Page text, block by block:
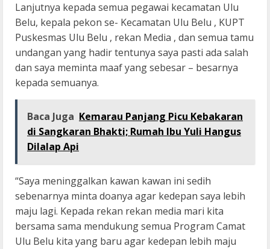
Lanjutnya kepada semua pegawai kecamatan Ulu
Belu, kepala pekon se- Kecamatan Ulu Belu , KUPT
Puskesmas Ulu Belu , rekan Media , dan semua tamu
undangan yang hadir tentunya saya pasti ada salah
dan saya meminta maaf yang sebesar – besarnya
kepada semuanya.
Baca Juga Kemarau Panjang Picu Kebakaran
di Sangkaran Bhakti; Rumah Ibu Yuli Hangus
Dilalap Api
“Saya meninggalkan kawan kawan ini sedih
sebenarnya minta doanya agar kedepan saya lebih
maju lagi. Kepada rekan rekan media mari kita
bersama sama mendukung semua Program Camat
Ulu Belu kita yang baru agar kedepan lebih maju